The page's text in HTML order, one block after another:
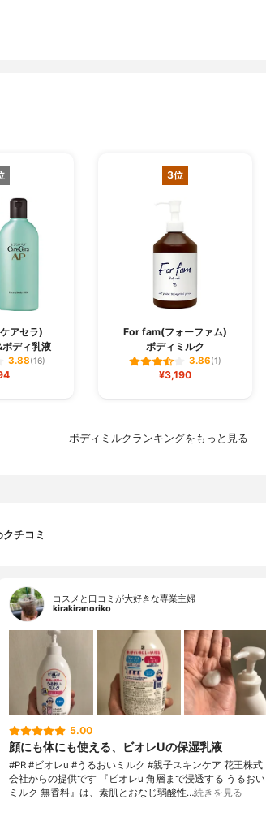
アセラ)
ディ乳液
3.88(16)
3位
For fam(フォーファム)
ボディミルク
3.86(1)
¥3,190
ボディミルクランキングをもっと見る
チコミ
コスメと口コミが大好きな専業主婦
kirakiranoriko
5.00
顔にも体にも使える、ビオレUの保湿乳液
#PR #ビオレu #うるおいミルク #親子スキンケア 花王株式
会社からの提供です 『ビオレu 角層まで浸透する うるおい
ミルク 無香料』は、素肌とおなじ弱酸性…続きを見る